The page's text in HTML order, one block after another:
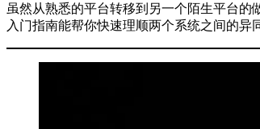
虽然从熟悉的平台转移到另一个陌生平台的
入门指南能帮你快速理顺两个系统之间的异